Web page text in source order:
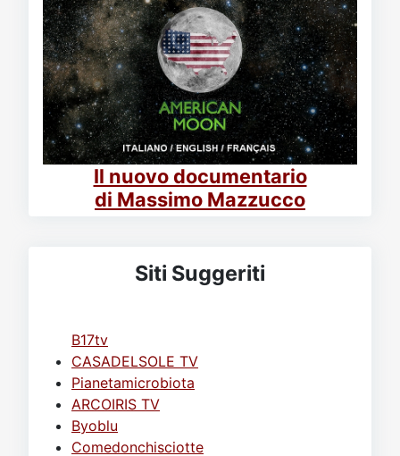
Il nuovo documentario
di Massimo Mazzucco
Siti Suggeriti
B17tv
CASADELSOLE TV
Pianetamicrobiota
ARCOIRIS TV
Byoblu
Comedonchisciotte